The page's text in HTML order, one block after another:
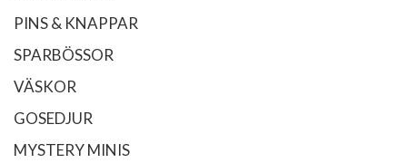
PINS & KNAPPAR
SPARBÖSSOR
VÄSKOR
GOSEDJUR
MYSTERY MINIS